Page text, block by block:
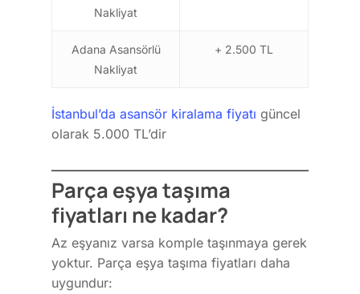
Nakliyat
Adana Asansörlü
Nakliyat
+ 2.500 TL
İstanbul’da asansör kiralama fiyatı güncel
olarak 5.000 TL’dir
Parça eşya taşıma
fiyatları ne kadar?
Az eşyanız varsa komple taşınmaya gerek
yoktur. Parça eşya taşıma fiyatları daha
uygundur: